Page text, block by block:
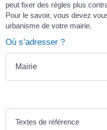
peut fixer des règles plus
Pour le savoir, vous devez
urbanisme de votre mairie.
Où s’adresser ?
Mairie
Textes de référence